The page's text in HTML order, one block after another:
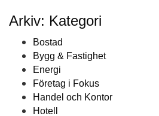
Arkiv: Kategori
Bostad
Bygg & Fastighet
Energi
Företag i Fokus
Handel och Kontor
Hotell